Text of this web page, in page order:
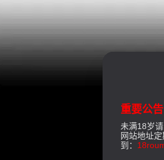
重要公告
未满18岁请
网站地址
到：